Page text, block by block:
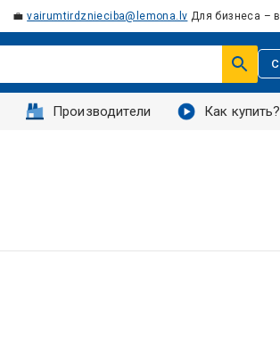
💼vairumtirdznieciba@lemona.lv Для бизнеса –
Производители Как купить?